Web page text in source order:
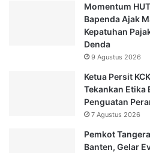
Momentum
Bapenda Ajak
Kepatuhan
Denda
9 Agustus 2026
Ketua Persit
Tekankan Etika
Penguatan
7 Agustus 2026
Pemkot
Banten, Gelar